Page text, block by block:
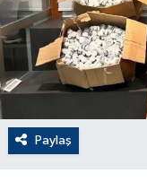
Paylaş
EĞİTİM
EKONOMİ
English News